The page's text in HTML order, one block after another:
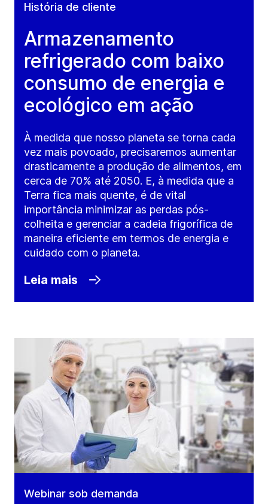
História de cliente
Armazenamento
refrigerado com baixo
consumo de energia e
ecológico em ação
À medida que nosso planeta se torna cada
vez mais povoado, precisaremos aumentar
drasticamente a produção de alimentos, em
cerca de 70% até 2050. E, à medida que a
Terra fica mais quente, é de vital
importância minimizar as perdas pós-
colheita e gerenciar a cadeia frigorífica de
maneira eficiente em termos de energia e
cuidado com o planeta.
Leia mais
Webinar sob demanda